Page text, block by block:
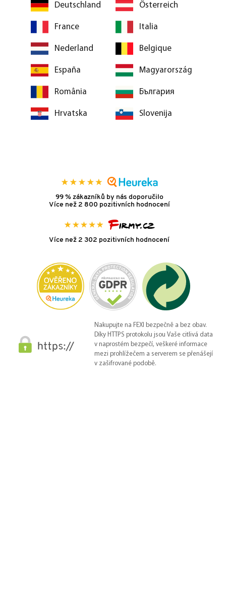
Deutschland Österreich
France Italia
Nederland Belgique
España Magyarország
România България
Hrvatska Slovenija
99 % zákazníků by nás doporučilo
Více než 2 800 pozitivních hodnocení
Více než 2 302 pozitivních hodnocení
Nakupujte na FEXI bezpečně a bez obav.
Díky HTTPS protokolu jsou Vaše citlivá data
v naprostém bezpečí, veškeré informace
mezi prohlížečem a serverem se přenášejí
v zašifrované podobě.